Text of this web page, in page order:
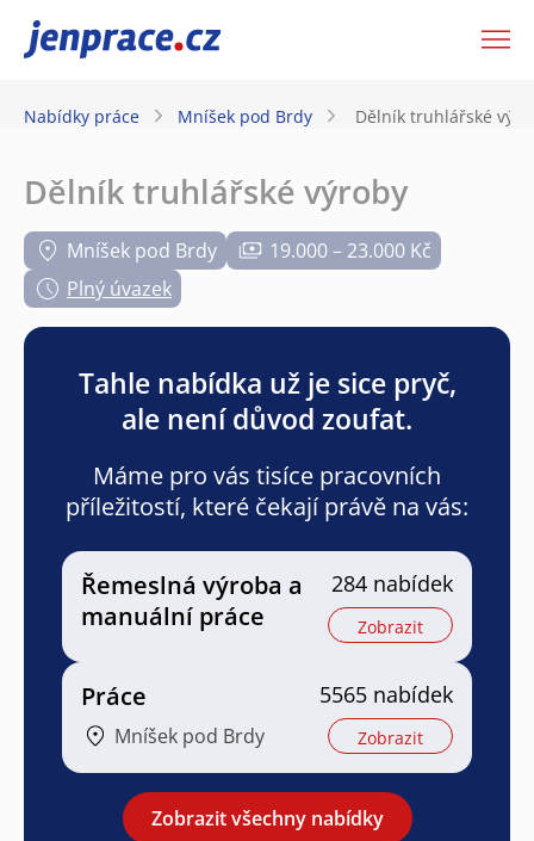
JenPráce.cz
Nabídky práce Mníšek pod Brdy Dělník truhlářské
Dělník truhlářské výroby
Mníšek pod Brdy
19.000 – 23.000 Kč
Plný úvazek
Tahle nabídka už je sice pryč,
ale není důvod zoufat.
Máme pro vás tisíce pracovních
příležitostí, které čekají právě na vás:
Řemeslná výroba a
manuální práce
284 nabídek
Zobrazit
Práce
Mníšek pod Brdy
5565 nabídek
Zobrazit
Zobrazit všechny nabídky